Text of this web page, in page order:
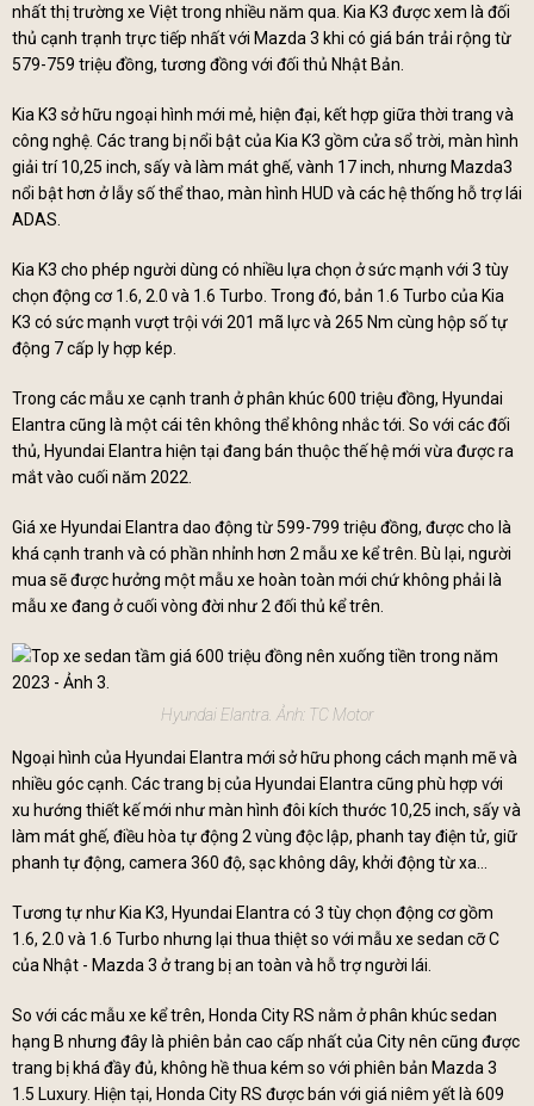
nhất thị trường xe Việt trong nhiều năm qua. Kia K3 được xem là đối
thủ cạnh trạnh trực tiếp nhất với Mazda 3 khi có giá bán trải rộng từ
579-759 triệu đồng, tương đồng với đối thủ Nhật Bản.
Kia K3 sở hữu ngoại hình mới mẻ, hiện đại, kết hợp giữa thời trang và
công nghệ. Các trang bị nổi bật của Kia K3 gồm cửa sổ trời, màn hình
giải trí 10,25 inch, sấy và làm mát ghế, vành 17 inch, nhưng Mazda3
nổi bật hơn ở lẫy số thể thao, màn hình HUD và các hệ thống hỗ trợ lái
ADAS.
Kia K3 cho phép người dùng có nhiều lựa chọn ở sức mạnh với 3 tùy
chọn động cơ 1.6, 2.0 và 1.6 Turbo. Trong đó, bản 1.6 Turbo của Kia
K3 có sức mạnh vượt trội với 201 mã lực và 265 Nm cùng hộp số tự
động 7 cấp ly hợp kép.
Trong các mẫu xe cạnh tranh ở phân khúc 600 triệu đồng, Hyundai
Elantra cũng là một cái tên không thể không nhắc tới. So với các đối
thủ, Hyundai Elantra hiện tại đang bán thuộc thế hệ mới vừa được ra
mắt vào cuối năm 2022.
Giá xe Hyundai Elantra dao động từ 599-799 triệu đồng, được cho là
khá cạnh tranh và có phần nhỉnh hơn 2 mẫu xe kể trên. Bù lại, người
mua sẽ được hưởng một mẫu xe hoàn toàn mới chứ không phải là
mẫu xe đang ở cuối vòng đời như 2 đối thủ kể trên.
Hyundai Elantra. Ảnh: TC Motor
Ngoại hình của Hyundai Elantra mới sở hữu phong cách mạnh mẽ và
nhiều góc cạnh. Các trang bị của Hyundai Elantra cũng phù hợp với
xu hướng thiết kế mới như màn hình đôi kích thước 10,25 inch, sấy và
làm mát ghế, điều hòa tự động 2 vùng độc lập, phanh tay điện tử, giữ
phanh tự động, camera 360 độ, sạc không dây, khởi động từ xa...
Tương tự như Kia K3, Hyundai Elantra có 3 tùy chọn động cơ gồm
1.6, 2.0 và 1.6 Turbo nhưng lại thua thiệt so với mẫu xe sedan cỡ C
của Nhật - Mazda 3 ở trang bị an toàn và hỗ trợ người lái.
So với các mẫu xe kể trên, Honda City RS nằm ở phân khúc sedan
hạng B nhưng đây là phiên bản cao cấp nhất của City nên cũng được
trang bị khá đầy đủ, không hề thua kém so với phiên bản Mazda 3
1.5 Luxury. Hiện tại, Honda City RS được bán với giá niêm yết là 609